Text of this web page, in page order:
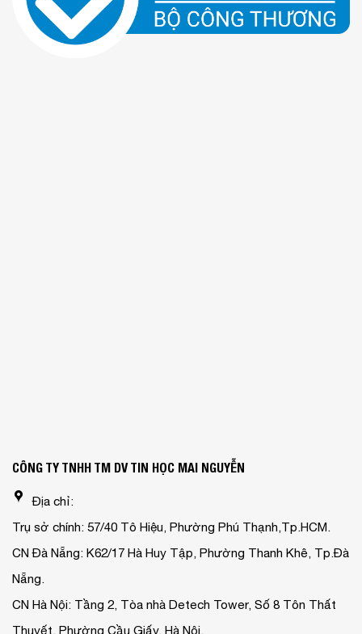
CÔNG TY TNHH TM DV TIN HỌC MAI NGUYỄN
Địa chỉ:
Trụ sở chính: 57/40 Tô Hiệu, Phường Phú Thạnh,Tp.HCM.
CN Đà Nẵng: K62/17 Hà Huy Tập, Phường Thanh Khê, Tp.Đà
Nẵng.
CN Hà Nội: Tầng 2, Tòa nhà Detech Tower, Số 8 Tôn Thất
Thuyết, Phường Cầu Giấy, Hà Nội.